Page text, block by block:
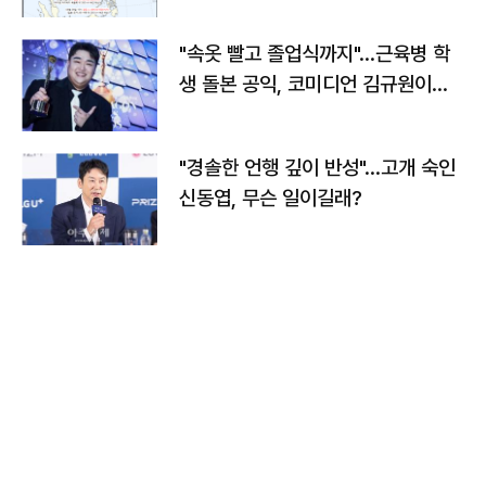
"속옷 빨고 졸업식까지"…근육병 학
생 돌본 공익, 코미디언 김규원이었
"경솔한 언행 깊이 반성"…고개 숙인
신동엽, 무슨 일이길래?